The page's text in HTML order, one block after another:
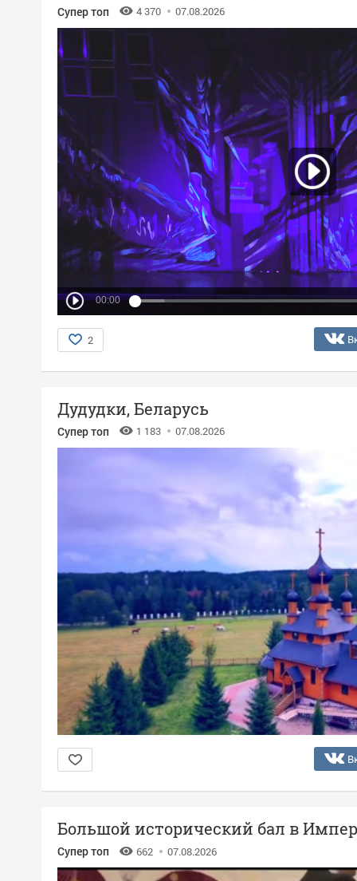
Супер топ 4 370 07.08.2026
00:00
2
Дудудки, Беларусь
Супер топ 1 183 07.08.2026
Большой исторический бал в
Супер топ 662 07.08.2026